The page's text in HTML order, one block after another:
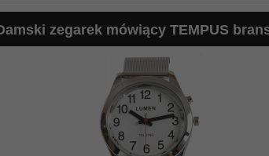
zegarek mówiący TEMPUS